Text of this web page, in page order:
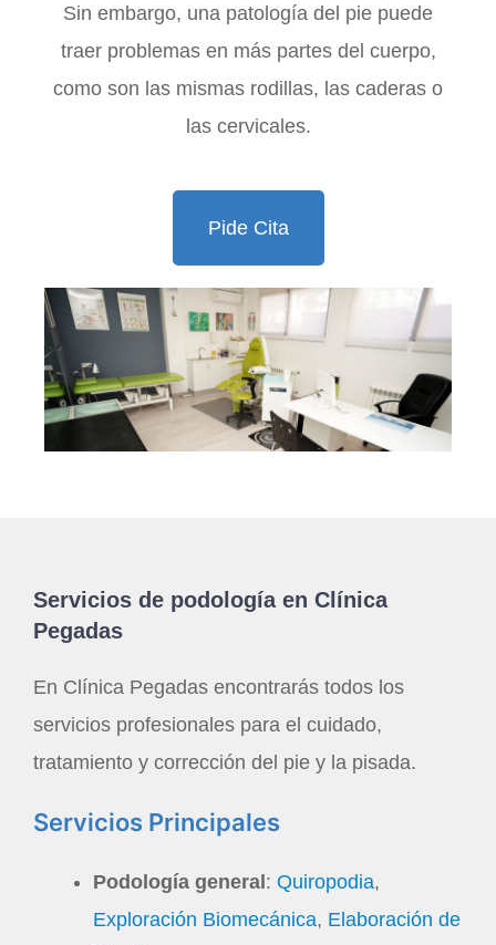
Sin embargo, una patología del pie puede
traer problemas en más partes del cuerpo,
como son las mismas rodillas, las caderas o
las cervicales.
Pide Cita
Servicios de podología en Clínica
Pegadas
En Clínica Pegadas encontrarás todos los
servicios profesionales para el cuidado,
tratamiento y corrección del pie y la pisada.
Servicios Principales
Podología general : Quiropodia,
Exploración Biomecánica, Elaboración de